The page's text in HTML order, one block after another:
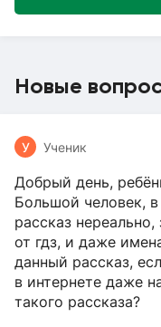
Новые
У Ученик
Добрый день,
Большой человек,
рассказ
от гдз, и даже
данный рассказ,
в интернете даже
такого рассказа?